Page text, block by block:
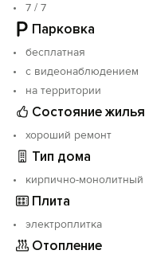
7 / 7
Парковка
бесплатная
с видеонаблюдением
на территории
Состояние жилья
хороший ремонт
Тип дома
кирпично-монолитный
Плита
электроплитка
Отопление